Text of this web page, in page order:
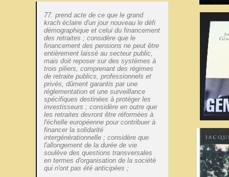
77. prend acte de ce que le grand
krach éclaire d'un jour nouveau le défi
démographique et celui du financement
des retraites ; considère que le
financement des pensions ne peut être
entièrement laissé au secteur public,
mais doit reposer sur des systèmes à
trois piliers, comprenant des régimes
de retraite publics, professionnels et
privés, dûment garantis par une
réglementation et une surveillance
spécifiques destinées à protéger les
investisseurs ; considère en outre que
les retraites devront être réformées à
l'échelle européenne pour contribuer à
financer la solidarité
intergénérationnelle ; considère que
l'allongement de la durée de vie
soulève des questions transversales
en termes d'organisation de la société
qui n'ont pas été anticipées ;